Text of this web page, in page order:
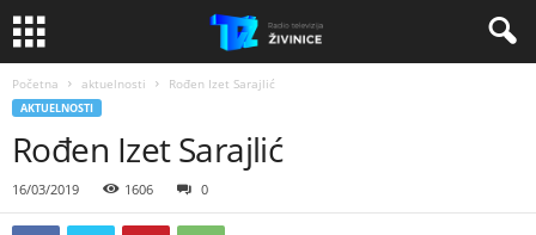
Početna aktuelnosti Rođen Izet Sarajlić
AKTUELNOSTI
Rođen Izet Sarajlić
16/03/2019 1606 0